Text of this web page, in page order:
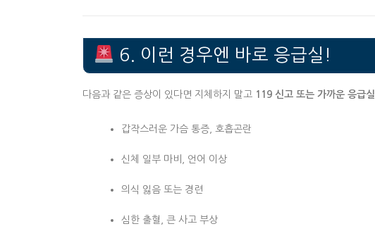
6. 이런 경우엔 바로 응급실!
다음과 같은 증상이 있다면 지체하지 말고 119 신고 또는 가까운 응급실
갑작스러운 가슴 통증, 호흡곤란
신체 일부 마비, 언어 이상
의식 잃음 또는 경련
심한 출혈, 큰 사고 부상